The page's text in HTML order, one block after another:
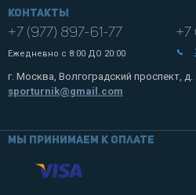
Контакты
+7 (977) 897-61-77
Ежедневно с 8:00 ДО 20:00
+7
г. Москва, Волгоградский проспект, д.
sporturnik@gmail.com
Мы принимаем к оплате